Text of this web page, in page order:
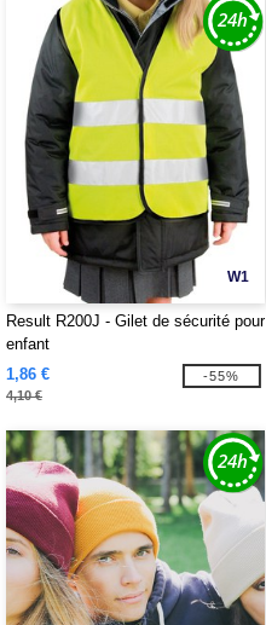
W1
Result R200J - Gilet de sécurité pour
enfant
1,86 €
4,10 €
-55%